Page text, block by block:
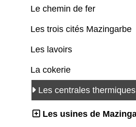
Le chemin de fer
Les trois cités Mazingarbe
Les lavoirs
La cokerie
Les centrales thermiques
Les usines de